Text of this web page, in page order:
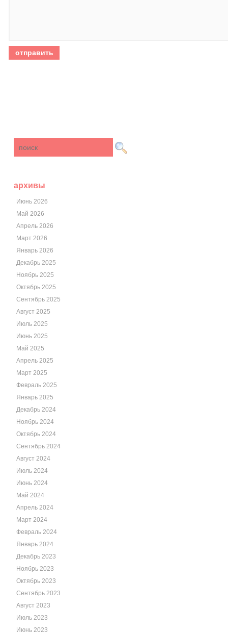
архивы
Июнь 2026
Май 2026
Апрель 2026
Март 2026
Январь 2026
Декабрь 2025
Ноябрь 2025
Октябрь 2025
Сентябрь 2025
Август 2025
Июль 2025
Июнь 2025
Май 2025
Апрель 2025
Март 2025
Февраль 2025
Январь 2025
Декабрь 2024
Ноябрь 2024
Октябрь 2024
Сентябрь 2024
Август 2024
Июль 2024
Июнь 2024
Май 2024
Апрель 2024
Март 2024
Февраль 2024
Январь 2024
Декабрь 2023
Ноябрь 2023
Октябрь 2023
Сентябрь 2023
Август 2023
Июль 2023
Июнь 2023